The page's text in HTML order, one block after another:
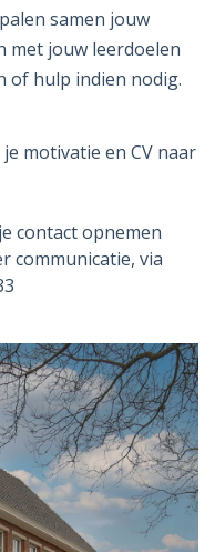
samen jouw
met jouw leerdoelen
of hulp indien nodig.
motivatie en CV naar
contact opnemen
communicatie, via